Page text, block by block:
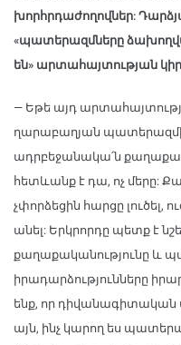
խորհրդաժողովներ:
«պատերազմները
են» արտահայտության
— Եթե այդ
ղարաբաղյան պատերազմի
ադրբեջանակա՛ն
հետևանք է դա, ոչ մերը:
չփորձեցին հարցը լուծել,
անել: Երկրորդը պետք է
քաղաքականությունը և
իրադարձությունները
ենք, որ դիվանագիտական
այն, ինչ կարող ես